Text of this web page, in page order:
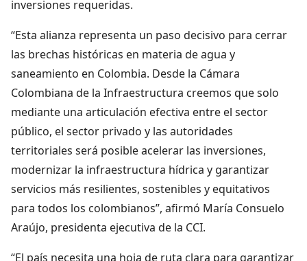
inversiones requeridas.
“Esta alianza representa un paso decisivo para cerrar
las brechas históricas en materia de agua y
saneamiento en Colombia. Desde la Cámara
Colombiana de la Infraestructura creemos que solo
mediante una articulación efectiva entre el sector
público, el sector privado y las autoridades
territoriales será posible acelerar las inversiones,
modernizar la infraestructura hídrica y garantizar
servicios más resilientes, sostenibles y equitativos
para todos los colombianos”, afirmó María Consuelo
Araújo, presidenta ejecutiva de la CCI.
“El país necesita una hoja de ruta clara para garantizar